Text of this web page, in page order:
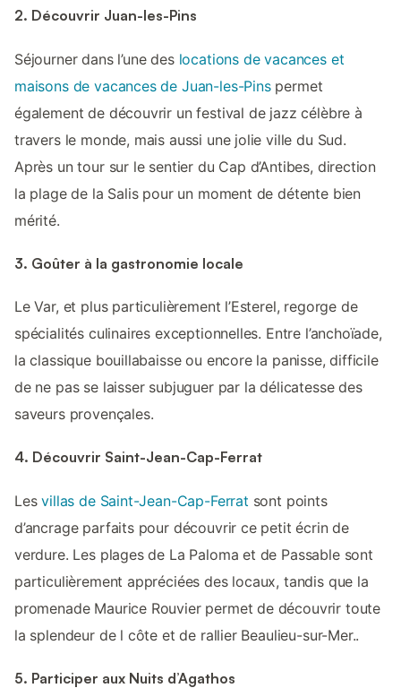
2. Découvrir Juan-les-Pins
Séjourner dans l’une des locations de vacances et
maisons de vacances de Juan-les-Pinspermet
également de découvrir un festival de jazz célèbre à
travers le monde, mais aussi une jolie ville du Sud.
Après un tour sur le sentier du Cap d’Antibes, direction
la plage de la Salis pour un moment de détente bien
mérité.
3. Goûter à la gastronomie locale
Le Var, et plus particulièrement l’Esterel, regorge de
spécialités culinaires exceptionnelles. Entre l’anchoïade,
la classique bouillabaisse ou encore la panisse, difficile
de ne pas se laisser subjuguer par la délicatesse des
saveurs provençales.
4. Découvrir Saint-Jean-Cap-Ferrat
Lesvillas de Saint-Jean-Cap-Ferrat sont points
d’ancrage parfaits pour découvrir ce petit écrin de
verdure. Les plages de La Paloma et de Passable sont
particulièrement appréciées des locaux, tandis que la
promenade Maurice Rouvier permet de découvrir toute
la splendeur de l côte et de rallier Beaulieu-sur-Mer..
5. Participer aux Nuits d’Agathos